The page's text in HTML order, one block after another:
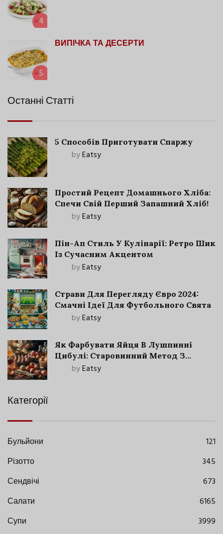
4
5
ВИПІЧКА ТА ДЕСЕРТИ
Останні Статті
5 Способів Приготувати Спаржу
byEatsy
Простий Рецепт Домашнього Хліба:
Спечи Свій Перший Запашний Хліб!
byEatsy
Пін-Ап Стиль У Кулінарії: Ретро Шик
Із Сучасним Акцентом
byEatsy
Страви Для Перегляду Євро 2024:
Смачні Ідеї Для Футбольного Свята
byEatsy
Як Фарбувати Яйця В Лушпинні
Цибулі: Старовинний Метод З
Сучасними Нюансами
byEatsy
Категорії
Бульйони
121
Різотто
345
Сендвічі
673
Салати
6165
Супи
3999